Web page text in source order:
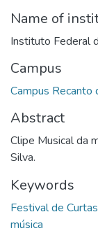
Name of
Instituto Federal
Campus
Campus Recanto
Abstract
Clipe Musical da
Silva.
Keywords
Festival de
música